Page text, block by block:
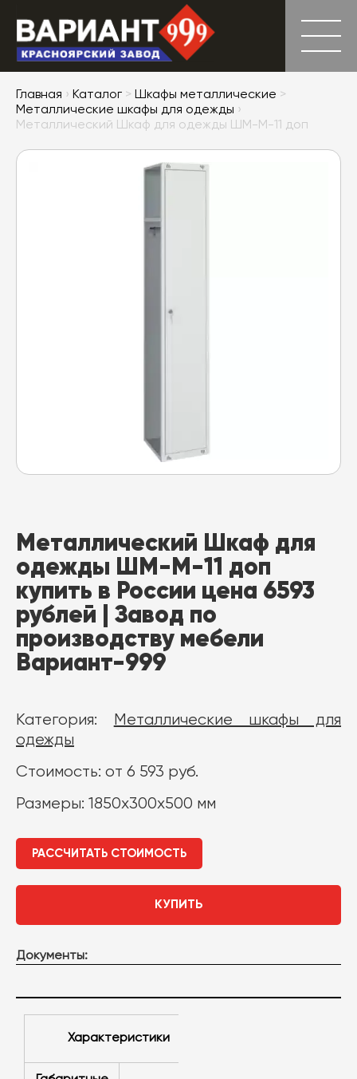
Главная › Каталог > Шкафы металлические >
Металлические шкафы для одежды ›
Металлический Шкаф для одежды ШМ-М-11 доп
Металлический Шкаф для
одежды ШМ-М-11 доп
купить в России цена 6593
рублей | Завод по
производству мебели
Вариант-999
Категория:
Металлические шкафы для
одежды
Стоимость: от 6 593 руб.
Размеры: 1850х300х500 мм
РАССЧИТАТЬ СТОИМОСТЬ
КУПИТЬ
Документы:
Характеристики